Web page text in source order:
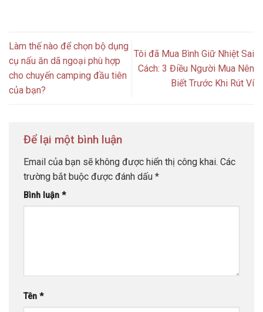
Làm thế nào để chọn bộ dụng
cụ nấu ăn dã ngoại phù hợp
cho chuyến camping đầu tiên
của bạn?
Tôi đã Mua Bình Giữ Nhiệt Sai
Cách: 3 Điều Người Mua Nên
Biết Trước Khi Rút Ví
Để lại một bình luận
Email của bạn sẽ không được hiển thị công khai. Các
trường bắt buộc được đánh dấu *
Bình luận *
Tên *